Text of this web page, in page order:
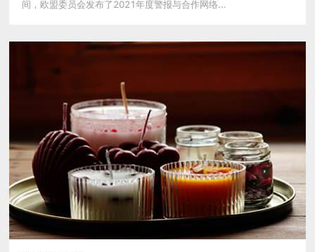
间，欧盟委员会发布了2021年度警报与合作网络...